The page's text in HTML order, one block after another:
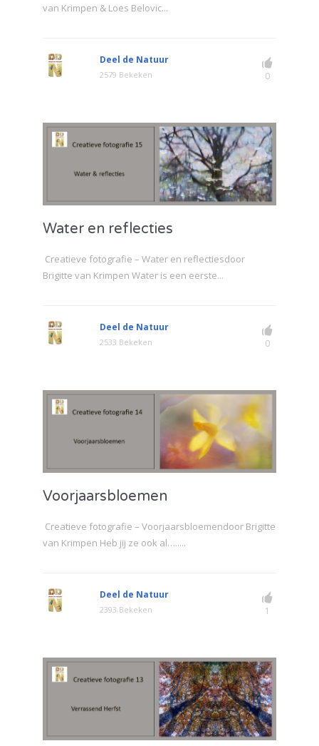
van Krimpen & Loes Belovic...
Deel de Natuur
2579 Bekeken 0
Water en reflecties
Creatieve fotografie – Water en reflectiesdoor
Brigitte van Krimpen Water is een eerste...
Deel de Natuur
2533 Bekeken 0
Voorjaarsbloemen
Creatieve fotografie – Voorjaarsbloemendoor Brigitte
van Krimpen Heb jij ze ook al….....
Deel de Natuur
2393 Bekeken 1